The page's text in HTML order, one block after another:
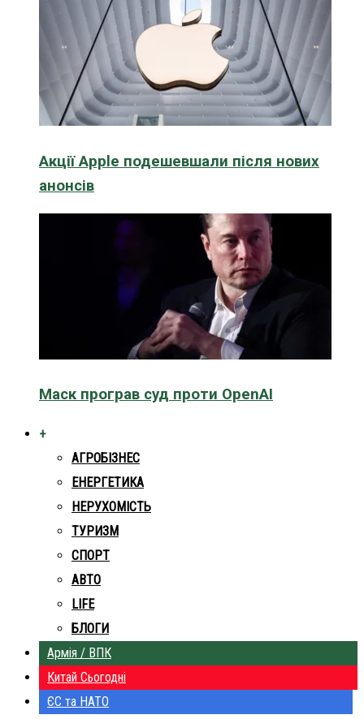
Акції Apple подешевшали після нових
анонсів
Маск програв суд проти OpenAI
+
АГРОБІЗНЕС
ЕНЕРГЕТИКА
НЕРУХОМІСТЬ
ТУРИЗМ
СПОРТ
АВТО
LIFE
БЛОГИ
Армія / ВПК
Китай Сьогодні
ЄС та НАТО